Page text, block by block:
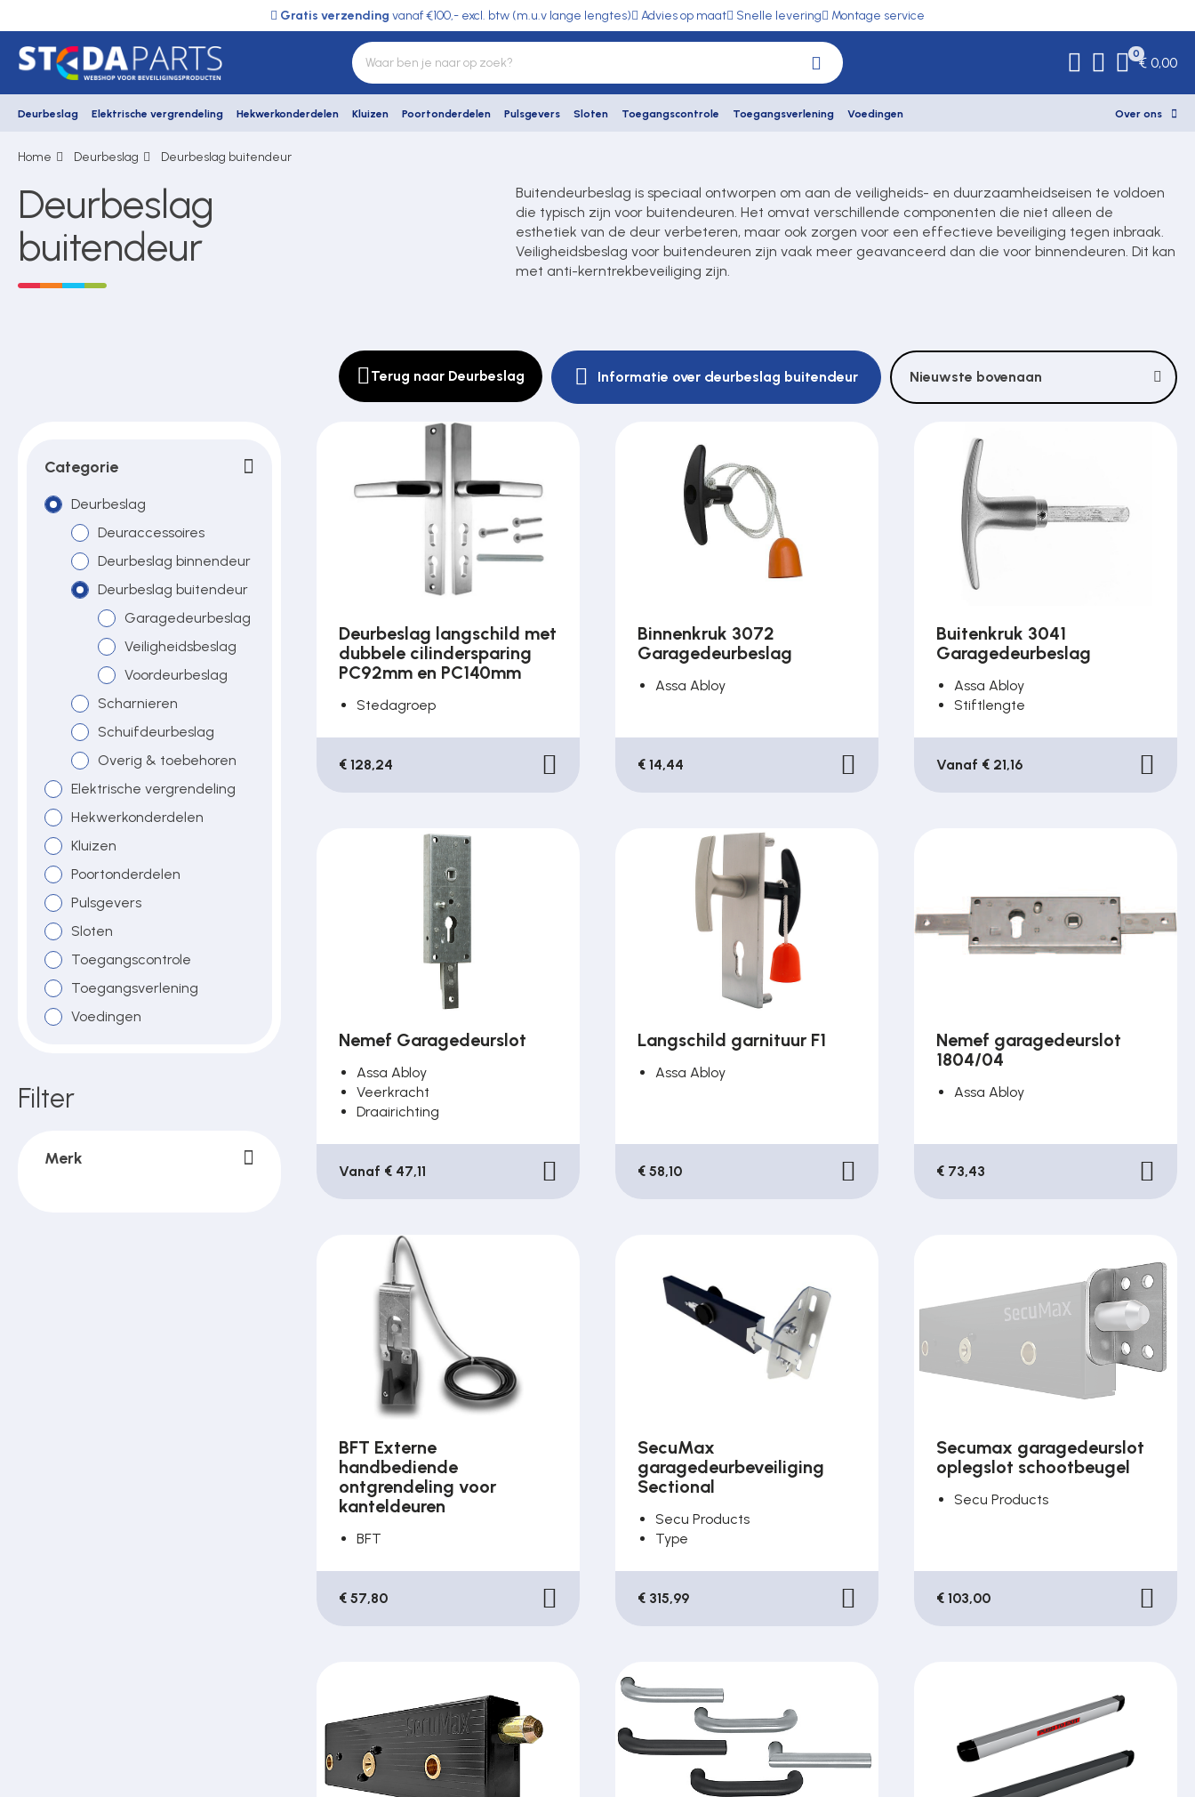
Gratis verzending vanaf €100,- excl. btw (m.u.v lange lengtes) Advies op maat Snelle levering Montage service
0
€ 0,00
Deurbeslag Elektrische vergrendeling Hekwerkonderdelen Kluizen Poortonderdelen Pulsgevers Sloten Toegangscontrole Toegangsverlening Voedingen Over ons
Deurbeslag
Elektrische vergrendeling
Hekwerkonderdelen
Toegangscontrole
Toegangsverlening
Voedingen
Over ons
Home Deurbeslag Deurbeslag buitendeur
Deurbeslag
buitendeur
Buitendeurbeslag is speciaal ontworpen om aan de veiligheids- en duurzaamheidseisen te voldoen
die typisch zijn voor buitendeuren. Het omvat verschillende componenten die niet alleen de
esthetiek van de deur verbeteren, maar ook zorgen voor een effectieve beveiliging tegen inbraak.
Veiligheidsbeslag voor buitendeuren zijn vaak meer geavanceerd dan die voor binnendeuren. Dit kan
met anti-kerntrekbeveiliging zijn.
Terug naar Deurbeslag Informatie over deurbeslag buitendeur Nieuwste bovenaan
Categorie
Deurbeslag
Deuraccessoires
Deurbeslag binnendeur
Deurbeslag buitendeur
Garagedeurbeslag
Veiligheidsbeslag
Voordeurbeslag
Scharnieren
Schuifdeurbeslag
Overig & toebehoren
Elektrische vergrendeling
Hekwerkonderdelen
Kluizen
Poortonderdelen
Pulsgevers
Sloten
Toegangscontrole
Toegangsverlening
Voedingen
Filter
Merk
Deurbeslag langschild met
dubbele cilindersparing
PC92mm en PC140mm
Stedagroep
€ 128,24
Binnenkruk 3072
Garagedeurbeslag
Assa Abloy
€ 14,44
Buitenkruk 3041
Garagedeurbeslag
Assa Abloy
Stiftlengte
Vanaf € 21,16
Nemef Garagedeurslot
Assa Abloy
Veerkracht
Draairichting
Vanaf € 47,11
Langschild garnituur F1
Assa Abloy
€ 58,10
Nemef garagedeurslot
1804/04
Assa Abloy
€ 73,43
BFT Externe
handbediende
ontgrendeling voor
kanteldeuren
BFT
€ 57,80
SecuMax
garagedeurbeveiliging
Sectional
Secu Products
Type
€ 315,99
Secumax garagedeurslot
oplegslot schootbeugel
Secu Products
€ 103,00